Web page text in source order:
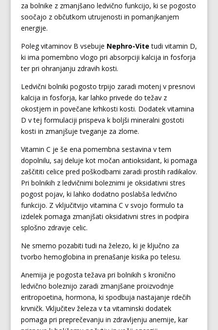
za bolnike z zmanjšano ledvično funkcijo, ki se pogosto
soočajo z občutkom utrujenosti in pomanjkanjem
energije.
Poleg vitaminov B vsebuje Nephro-Vite tudi vitamin D,
ki ima pomembno vlogo pri absorpciji kalcija in fosforja
ter pri ohranjanju zdravih kosti.
Ledvični bolniki pogosto trpijo zaradi motenj v presnovi
kalcija in fosforja, kar lahko privede do težav z
okostjem in povečane krhkosti kosti. Dodatek vitamina
D v tej formulaciji prispeva k boljši mineralni gostoti
kosti in zmanjšuje tveganje za zlome.
Vitamin C je še ena pomembna sestavina v tem
dopolnilu, saj deluje kot močan antioksidant, ki pomaga
zaščititi celice pred poškodbami zaradi prostih radikalov.
Pri bolnikih z ledvičnimi boleznimi je oksidativni stres
pogost pojav, ki lahko dodatno poslabša ledvično
funkcijo. Z vključitvijo vitamina C v svojo formulo ta
izdelek pomaga zmanjšati oksidativni stres in podpira
splošno zdravje celic.
Ne smemo pozabiti tudi na železo, ki je ključno za
tvorbo hemoglobina in prenašanje kisika po telesu.
Anemija je pogosta težava pri bolnikih s kronično
ledvično boleznijo zaradi zmanjšane proizvodnje
eritropoetina, hormona, ki spodbuja nastajanje rdečih
krvničk. Vključitev železa v ta vitaminski dodatek
pomaga pri preprečevanju in zdravljenju anemije, kar